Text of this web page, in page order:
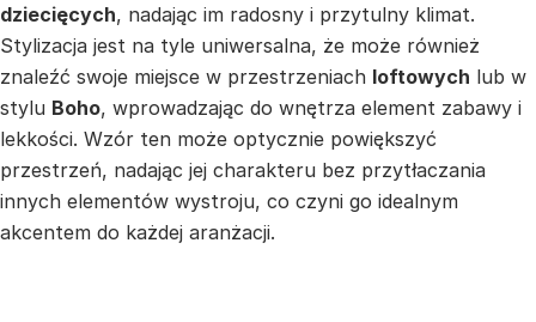
dziecięcych, nadając im radosny i przytulny klimat.
Stylizacja jest na tyle uniwersalna, że może również
znaleźć swoje miejsce w przestrzeniach loftowych lub w
stylu Boho, wprowadzając do wnętrza element zabawy i
lekkości. Wzór ten może optycznie powiększyć
przestrzeń, nadając jej charakteru bez przytłaczania
innych elementów wystroju, co czyni go idealnym
akcentem do każdej aranżacji.